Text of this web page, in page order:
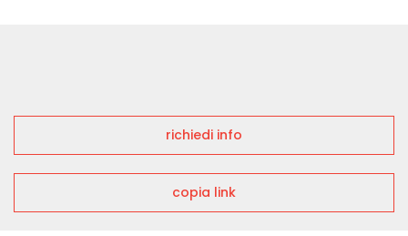
richiedi info
copia link